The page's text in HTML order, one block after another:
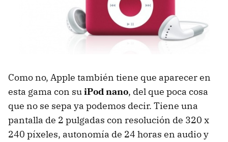
Como no, Apple también tiene que aparecer en
esta gama con suiPod nano, del que poca cosa
que no se sepa ya podemos decir. Tiene una
pantalla de 2 pulgadas con resolución de 320 x
240 píxeles, autonomía de 24 horas en audio y